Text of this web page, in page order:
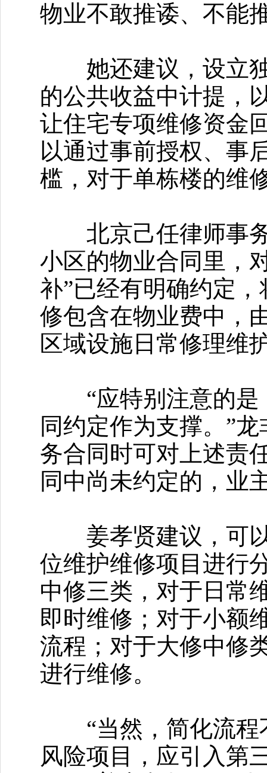
物业不敢推诿、不能
她还建议，设立独
的公共收益中计提，
让住宅专项维修资金
以通过事前授权、事
槛，对于单栋楼的维
北京己任律师事务
小区的物业合同里，
补”已经有明确约定
修包含在物业费中，
区域设施日常修理维
“应特别注意的是
同约定作为支撑。”
务合同时可对上述责
同中尚未约定的，业
姜孝贤建议，可以
位维护维修项目进行
中修三类，对于日常
即时维修；对于小额
流程；对于大修中修
进行维修。
“当然，简化流程
风险项目，应引入第